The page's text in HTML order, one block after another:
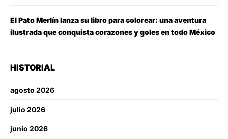
El Pato Merlín lanza su libro para colorear: una aventura
ilustrada que conquista corazones y goles en todo México
HISTORIAL
agosto 2026
julio 2026
junio 2026